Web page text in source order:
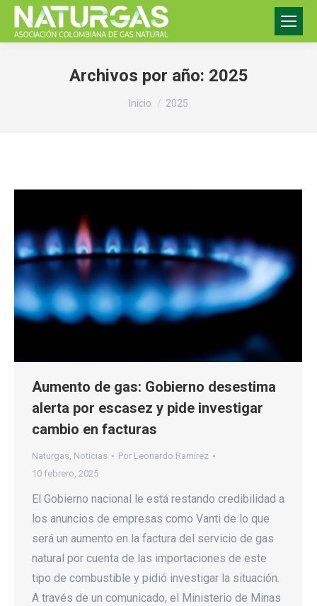
Archivos por año: 2025
Estás aquí:
Inicio 2025
Aumento de gas: Gobierno desestima
alerta por escasez y pide investigar
cambio en facturas
Naturgas, Noticias Por Leonardo Ramirez
10 febrero, 2025
El Gobierno nacional le está restando credibilidad a
los anuncios de empresas como Vanti de lo que
será un aumento en la factura del servicio de gas
natural por cuenta de las importaciones de este
tipo de combustible y pidió investigar la situación.
A través de un comunicado, el Ministerio de Minas